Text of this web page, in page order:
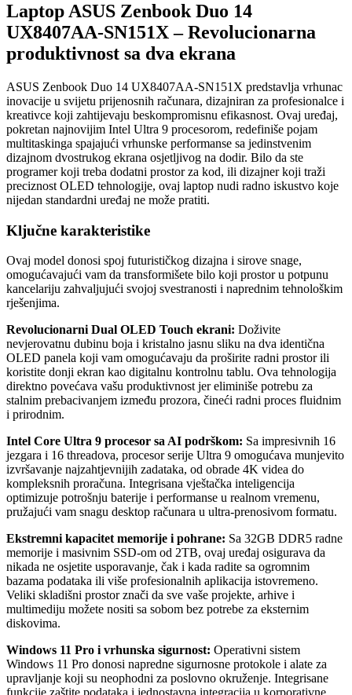
Laptop ASUS Zenbook Duo 14
UX8407AA-SN151X – Revolucionarna
produktivnost sa dva ekrana
ASUS Zenbook Duo 14 UX8407AA-SN151X predstavlja vrhunac
inovacije u svijetu prijenosnih računara, dizajniran za profesionalce i
kreativce koji zahtijevaju beskompromisnu efikasnost. Ovaj uređaj,
pokretan najnovijim Intel Ultra 9 procesorom, redefiniše pojam
multitaskinga spajajući vrhunske performanse sa jedinstvenim
dizajnom dvostrukog ekrana osjetljivog na dodir. Bilo da ste
programer koji treba dodatni prostor za kod, ili dizajner koji traži
preciznost OLED tehnologije, ovaj laptop nudi radno iskustvo koje
nijedan standardni uređaj ne može pratiti.
Ključne karakteristike
Ovaj model donosi spoj futurističkog dizajna i sirove snage,
omogućavajući vam da transformišete bilo koji prostor u potpunu
kancelariju zahvaljujući svojoj svestranosti i naprednim tehnološkim
rješenjima.
Revolucionarni Dual OLED Touch ekrani: Doživite
nevjerovatnu dubinu boja i kristalno jasnu sliku na dva identična
OLED panela koji vam omogućavaju da proširite radni prostor ili
koristite donji ekran kao digitalnu kontrolnu tablu. Ova tehnologija
direktno povećava vašu produktivnost jer eliminiše potrebu za
stalnim prebacivanjem između prozora, čineći radni proces fluidnim
i prirodnim.
Intel Core Ultra 9 procesor sa AI podrškom: Sa impresivnih 16
jezgara i 16 threadova, procesor serije Ultra 9 omogućava munjevito
izvršavanje najzahtjevnijih zadataka, od obrade 4K videa do
kompleksnih proračuna. Integrisana vještačka inteligencija
optimizuje potrošnju baterije i performanse u realnom vremenu,
pružajući vam snagu desktop računara u ultra-prenosivom formatu.
Ekstremni kapacitet memorije i pohrane: Sa 32GB DDR5 radne
memorije i masivnim SSD-om od 2TB, ovaj uređaj osigurava da
nikada ne osjetite usporavanje, čak i kada radite sa ogromnim
bazama podataka ili više profesionalnih aplikacija istovremeno.
Veliki skladišni prostor znači da sve vaše projekte, arhive i
multimediju možete nositi sa sobom bez potrebe za eksternim
diskovima.
Windows 11 Pro i vrhunska sigurnost: Operativni sistem
Windows 11 Pro donosi napredne sigurnosne protokole i alate za
upravljanje koji su neophodni za poslovno okruženje. Integrisane